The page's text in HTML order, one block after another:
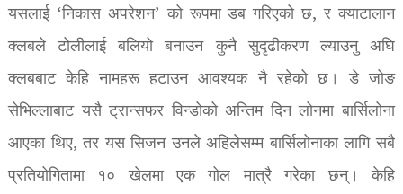
यसलाई ‘निकास अपरेशन’ को रूपमा डब गरिएको छ, र क्याटालान
क्लबले टोलीलाई बलियो बनाउन कुनै सुदृढीकरण ल्याउनु अघि
क्लबबाट केहि नामहरू हटाउन आवश्यक नै रहेको छ। डे जोङ
सेभिल्लाबाट यसै ट्रान्सफर विन्डोको अन्तिम दिन लोनमा बार्सिलोना
आएका थिए, तर यस सिजन उनले अहिलेसम्म बार्सिलोनाका लागि सबै
प्रतियोगितामा १० खेलमा एक गोल मात्रै गरेका छन्। केहि